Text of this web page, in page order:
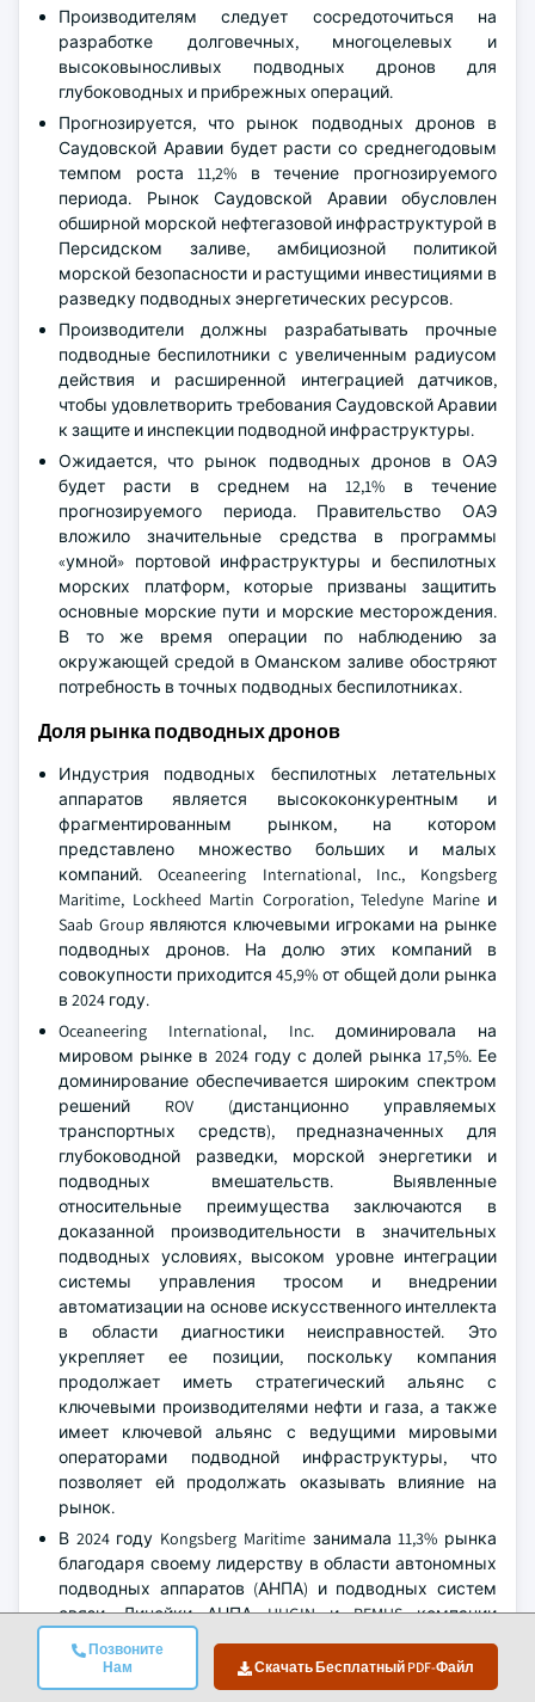
Позвоните
Нам
Скачать Бесплатный PDF-Файл
Производителям следует сосредоточиться на
разработке долговечных, многоцелевых и
высоковыносливых подводных дронов для
глубоководных и прибрежных операций.
Прогнозируется, что рынок подводных дронов в
Саудовской Аравии будет расти со среднегодовым
темпом роста 11,2% в течение прогнозируемого
периода. Рынок Саудовской Аравии обусловлен
обширной морской нефтегазовой инфраструктурой в
Персидском заливе, амбициозной политикой
морской безопасности и растущими инвестициями в
разведку подводных энергетических ресурсов.
Производители должны разрабатывать прочные
подводные беспилотники с увеличенным радиусом
действия и расширенной интеграцией датчиков,
чтобы удовлетворить требования Саудовской Аравии
к защите и инспекции подводной инфраструктуры.
Ожидается, что рынок подводных дронов в ОАЭ
будет расти в среднем на 12,1% в течение
прогнозируемого периода. Правительство ОАЭ
вложило значительные средства в программы
«умной» портовой инфраструктуры и беспилотных
морских платформ, которые призваны защитить
основные морские пути и морские месторождения.
В то же время операции по наблюдению за
окружающей средой в Оманском заливе обостряют
потребность в точных подводных беспилотниках.
Доля рынка подводных дронов
Индустрия подводных беспилотных летательных
аппаратов является высококонкурентным и
фрагментированным рынком, на котором
представлено множество больших и малых
компаний. Oceaneering International, Inc., Kongsberg
Maritime, Lockheed Martin Corporation, Teledyne Marine и
Saab Group являются ключевыми игроками на рынке
подводных дронов. На долю этих компаний в
совокупности приходится 45,9% от общей доли рынка
в 2024 году.
Oceaneering International, Inc. доминировала на
мировом рынке в 2024 году с долей рынка 17,5%. Ее
доминирование обеспечивается широким спектром
решений ROV (дистанционно управляемых
транспортных средств), предназначенных для
глубоководной разведки, морской энергетики и
подводных вмешательств. Выявленные
относительные преимущества заключаются в
доказанной производительности в значительных
подводных условиях, высоком уровне интеграции
системы управления тросом и внедрении
автоматизации на основе искусственного интеллекта
в области диагностики неисправностей. Это
укрепляет ее позиции, поскольку компания
продолжает иметь стратегический альянс с
ключевыми производителями нефти и газа, а также
имеет ключевой альянс с ведущими мировыми
операторами подводной инфраструктуры, что
позволяет ей продолжать оказывать влияние на
рынок.
В 2024 году Kongsberg Maritime занимала 11,3% рынка
благодаря своему лидерству в области автономных
подводных аппаратов (АНПА) и подводных систем
связи. Линейки АНПА HUGIN и REMUS компании
Kongsberg хорошо известны своей выносливостью и
дальностью съемки высокой четкости, а также
модульными возможностями полезной нагрузки,